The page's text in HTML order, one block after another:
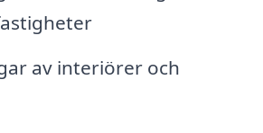
av interiörer och